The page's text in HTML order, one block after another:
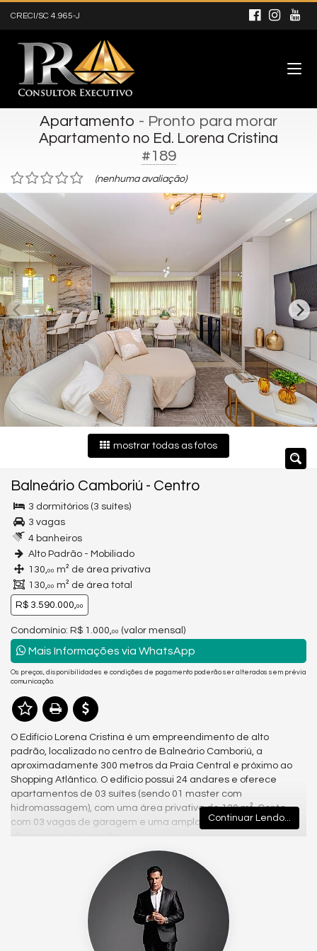
CRECI/SC 4.965-J
Apartamento - Pronto para morar
Apartamento no Ed. Lorena Cristina
#189
(nenhuma avaliação)
mostrar todas as fotos
Balneário Camboriú - Centro
3 dormitórios (3 suítes)
3 vagas
4 banheiros
Alto Padrão - Mobiliado
130,00 m² de área privativa
130,00 m² de área total
R$ 3.590.000,00
Condomínio: R$ 1.000, 00 (valor mensal)
Mais Informações via WhatsApp
Os preços, disponibilidades e condições de pagamento poderão ser alterados sem prévia
comunicação.
O Edifício Lorena Cristina é um empreendimento de alto
padrão, localizado no centro de Balneário Camboriú, a
aproximadamente 300 metros da Praia Central e próximo ao
Shopping Atlântico. O edifício possui 24 andares e oferece
apartamentos de 03 suítes (sendo 01 master com
hidromassagem), com uma área privativa de 130 m². Conta
com 03 vagas de garagem e uma ampla sacada com
churrasqueira a carvão.
A área de lazer do Edifício Lorena Cristina é completa, incluindo
piscinas adulto e infantil (com raia), salão de festas, academia,
spa e sauna, sala de cinema, sala de jogos, playground, pista
de cooper, lan house, espaço grill, gazebo, solarium e quiosque
externo, além de sala de massagem. Essas comodidades
oferecem conforto e qualidade de vida aos moradores.
Continuar Lendo...